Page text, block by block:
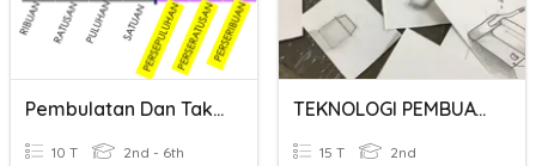
Pembulatan Dan Taksiran
10 T 2nd - 6th
TEKNOLOGI PEMBUATAN
15 T 2nd